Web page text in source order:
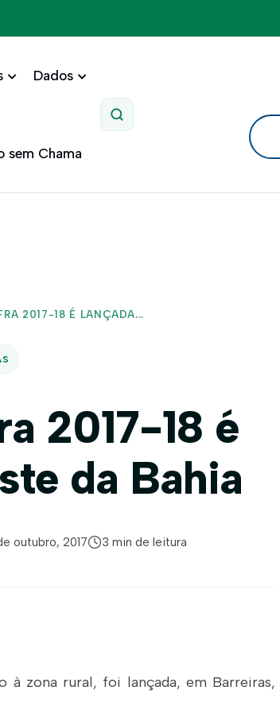
Dados
sem Chama
Pesquisar
2017-18 É LANÇADA...
2017-18 é
da Bahia
outubro, 2017 3 min de leitura
zona rural, foi lançada, em Barreiras,